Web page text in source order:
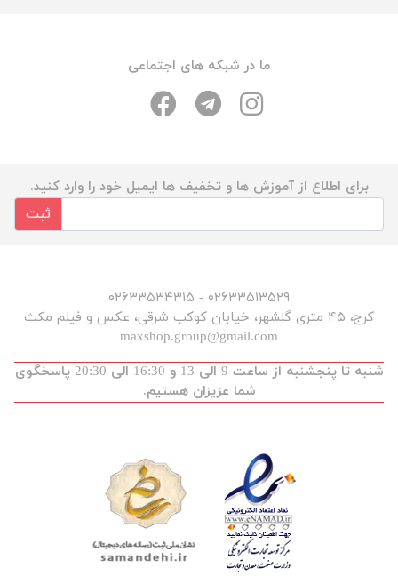
ما در شبکه های اجتماعی
برای اطلاع از آموزش ها و تخفیف ها ایمیل خود را وارد کنید.
ثبت
۰۲۶۳۳۵۱۳۵۲۹ - ۰۲۶۳۳۵۳۴۳۱۵
کرج، ۴۵ متری گلشهر، خیابان کوکب شرقی، عکس و فیلم مکث
maxshop.group@gmail.com
شنبه تا پنجشنبه از ساعت 9 الی 13 و 16:30 الی 20:30 پاسخگوی
شما عزیزان هستیم.